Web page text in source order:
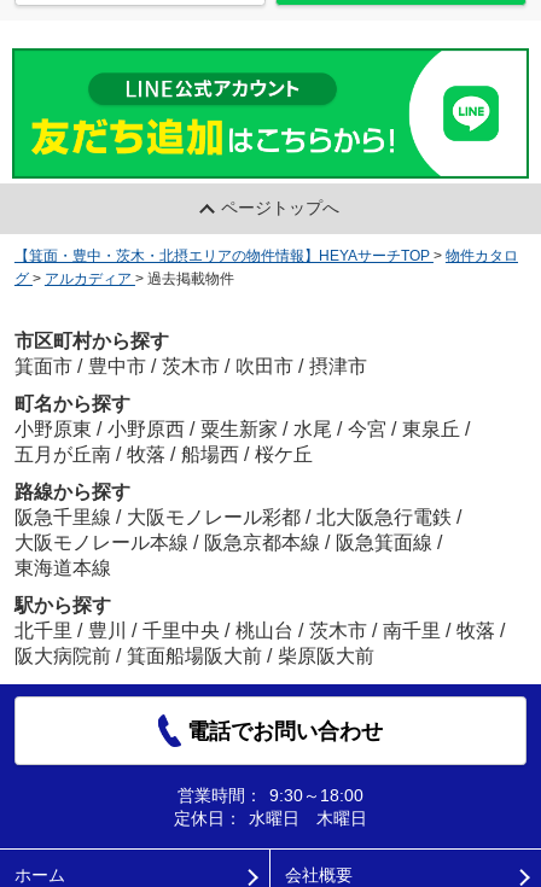
ページトップへ
【箕面・豊中・茨木・北摂エリアの物件情報】HEYAサーチTOP > 物件カタロ
グ > アルカディア > 過去掲載物件
市区町村から探す
箕面市 / 豊中市 / 茨木市 / 吹田市 / 摂津市
町名から探す
小野原東 / 小野原西 / 粟生新家 / 水尾 / 今宮 / 東泉丘 /
五月が丘南 / 牧落 / 船場西 / 桜ケ丘
路線から探す
阪急千里線 / 大阪モノレール彩都 / 北大阪急行電鉄 /
大阪モノレール本線 / 阪急京都本線 / 阪急箕面線 /
東海道本線
駅から探す
北千里 / 豊川 / 千里中央 / 桃山台 / 茨木市 / 南千里 / 牧落 /
阪大病院前 / 箕面船場阪大前 / 柴原阪大前
電話でお問い合わせ
営業時間：
9:30～18:00
定休日：
水曜日 木曜日
ホーム 会社概要